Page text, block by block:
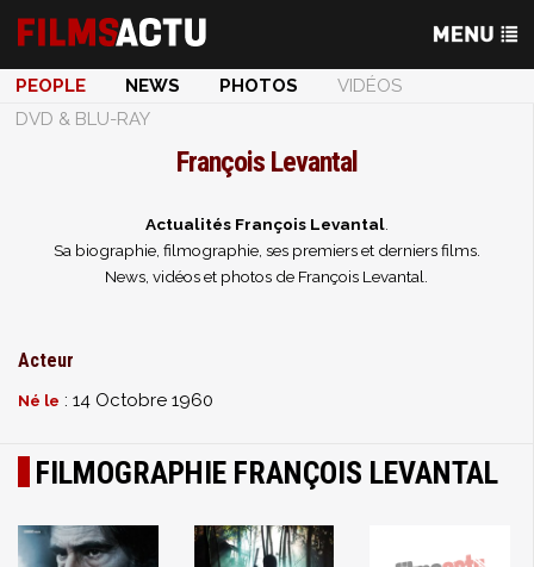
PEOPLE NEWS PHOTOS
VIDÉOS
DVD & BLU-RAY
François Levantal
Actualités François Levantal.
Sa biographie, filmographie, ses premiers et derniers films.
News, vidéos et photos de François Levantal.
Acteur
Né le : 14 Octobre 1960
FILMOGRAPHIE FRANÇOIS LEVANTAL